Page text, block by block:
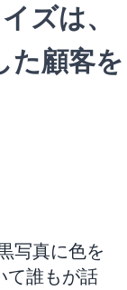
ズは、
た顧客を
写真に色を
て誰もが話